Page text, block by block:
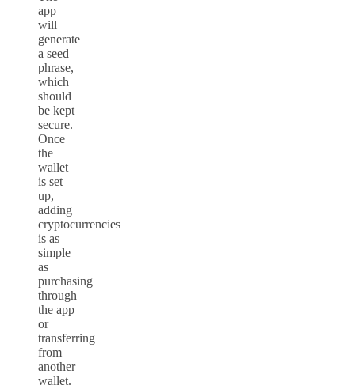
app
will
generate
a seed
phrase,
which
should
be kept
secure.
Once
the
wallet
is set
up,
adding
cryptocurrencies
is as
simple
as
purchasing
through
the app
or
transferring
from
another
wallet.